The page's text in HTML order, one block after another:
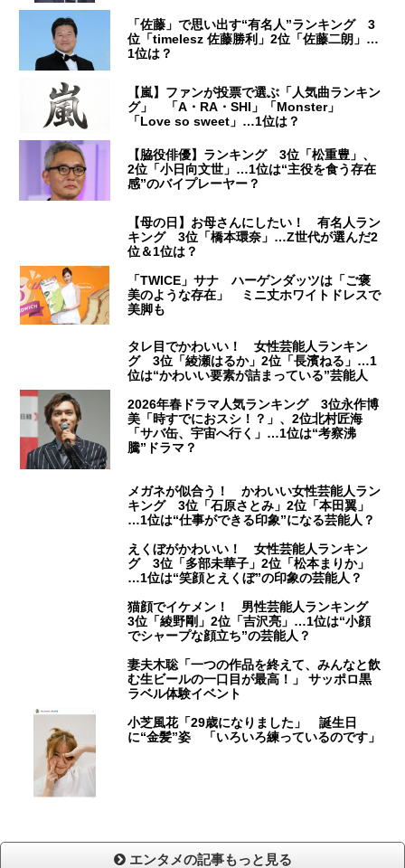
「佐藤」で思い出す“有名人”ランキング 3
位「timelesz 佐藤勝利」2位「佐藤二朗」…
1位は？
【嵐】ファンが投票で選ぶ「人気曲ランキン
グ」 「A・RA・SHI」「Monster」
「Love so sweet」…1位は？
【脇役俳優】ランキング 3位「松重豊」、
2位「小日向文世」…1位は“主役を食う存在
感”のバイプレーヤー？
【母の日】お母さんにしたい！ 有名人ラン
キング 3位「橋本環奈」…Z世代が選んだ2
位＆1位は？
「TWICE」サナ ハーゲンダッツは「ご褒
美のような存在」 ミニ丈ホワイトドレスで
美脚も
タレ目でかわいい！ 女性芸能人ランキン
グ 3位「綾瀬はるか」2位「長濱ねる」…1
位は“かわいい要素が詰まっている”芸能人
2026年春ドラマ人気ランキング 3位永作博
美「時すでにおスシ！？」、2位北村匠海
「サバ缶、宇宙へ行く」…1位は“考察沸
騰”ドラマ？
メガネが似合う！ かわいい女性芸能人ラン
キング 3位「石原さとみ」2位「本田翼」
…1位は“仕事ができる印象”になる芸能人？
えくぼがかわいい！ 女性芸能人ランキン
グ 3位「多部未華子」2位「松本まりか」
…1位は“笑顔とえくぼ”の印象の芸能人？
猫顔でイケメン！ 男性芸能人ランキング
3位「綾野剛」2位「吉沢亮」…1位は“小顔
でシャープな顔立ち”の芸能人？
妻夫木聡「一つの作品を終えて、みんなと飲
む生ビールの一口目が最高！」 サッポロ黒
ラベル体験イベント
小芝風花「29歳になりました」 誕生日
に“金髪”姿 「いろいろ練っているのです」
エンタメの記事もっと見る